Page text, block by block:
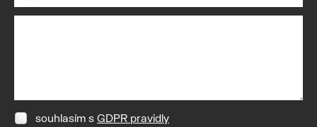
souhlasím s GDPR pravidly